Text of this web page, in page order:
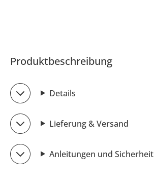
Produktbeschreibung
Details
Lieferung & Versand
Anleitungen und Sicherheit